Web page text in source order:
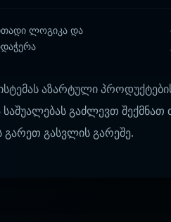
ლოგიკა და
აზარტული
საშუალებას გაძლევთ
გარეთ გასვლის გარეშე.